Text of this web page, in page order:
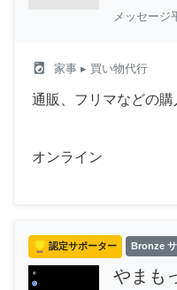
メッセージ
local_laundry_service 家事 ▸ 買い物代行
通販、フリマなどの購
オンライン
認定サポーター Bronze
やまも